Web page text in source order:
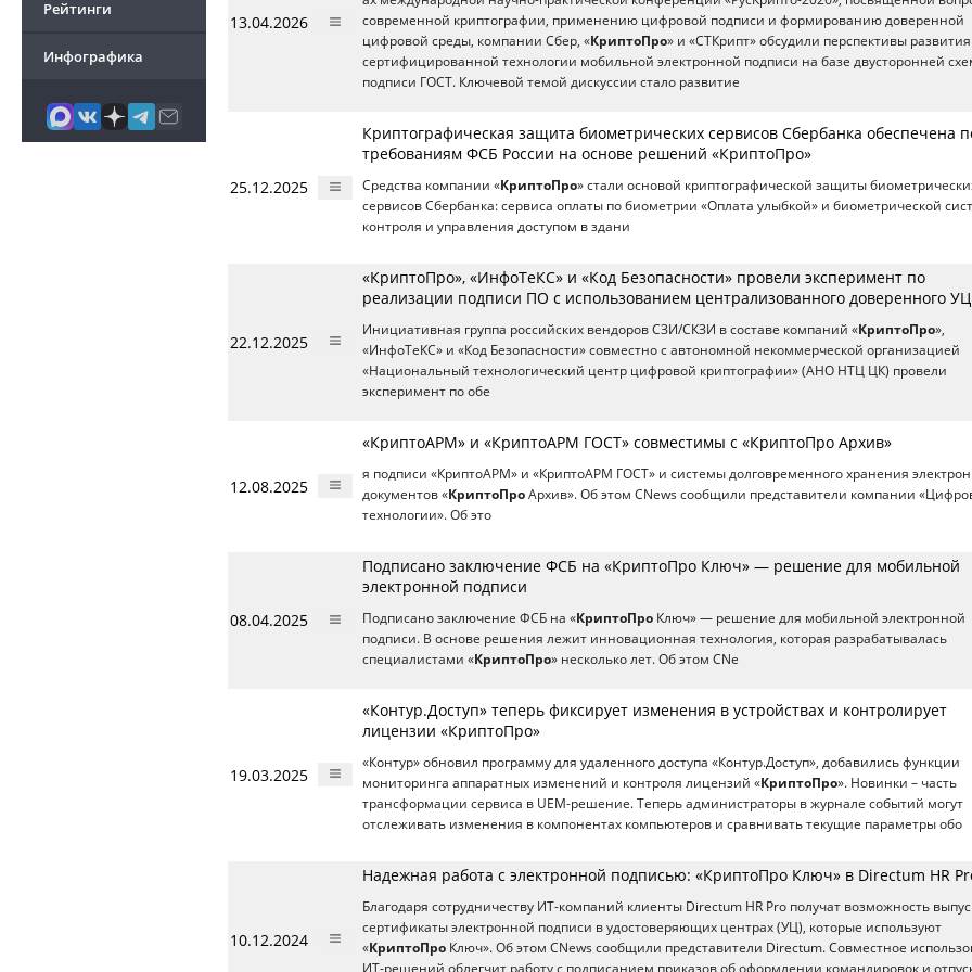
Рейтинги
Инфографика
13.04.2026
современной криптографии, применению цифровой подписи и формированию доверенной
цифровой среды, компании Сбер, «КриптоПро» и «СТКрипт» обсудили перспективы развития
сертифицированной технологии мобильной электронной подписи на базе двусторонней
подписи ГОСТ. Ключевой темой дискуссии стало развитие
25.12.2025
Криптографическая защита биометрических сервисов Сбербанка обеспечена
требованиям ФСБ России на основе решений «КриптоПро»
Средства компании «КриптоПро» стали основой криптографической защиты
сервисов Сбербанка: сервиса оплаты по биометрии «Оплата улыбкой» и биометрической
контроля и управления доступом в здани
22.12.2025
«КриптоПро», «ИнфоТеКС» и «Код Безопасности» провели эксперимент по
реализации подписи ПО с использованием централизованного доверенного УЦ
Инициативная группа российских вендоров СЗИ/СКЗИ в составе компаний «КриптоПро»,
«ИнфоТеКС» и «Код Безопасности» совместно с автономной некоммерческой организацией
«Национальный технологический центр цифровой криптографии» (АНО НТЦ ЦК) провели
эксперимент по обе
12.08.2025
«КриптоАРМ» и «КриптоАРМ ГОСТ» совместимы с «КриптоПро Архив»
я подписи «КриптоАРМ» и «КриптоАРМ ГОСТ» и системы долговременного хранения
документов «КриптоПро Архив». Об этом CNews сообщили представители компании
технологии». Об это
08.04.2025
Подписано заключение ФСБ на «КриптоПро Ключ» — решение для мобильной
электронной подписи
Подписано заключение ФСБ на «КриптоПро Ключ» — решение для мобильной электронной
подписи. В основе решения лежит инновационная технология, которая разрабатывалась
специалистами «КриптоПро» несколько лет. Об этом CNe
19.03.2025
«Контур.Доступ» теперь фиксирует изменения в устройствах и контролирует
лицензии «КриптоПро»
«Контур» обновил программу для удаленного доступа «Контур.Доступ», добавились функции
мониторинга аппаратных изменений и контроля лицензий «КриптоПро». Новинки – часть
трансформации сервиса в UEM-решение. Теперь администраторы в журнале событий могут
отслеживать изменения в компонентах компьютеров и сравнивать текущие параметры обо
10.12.2024
Надежная работа с электронной подписью: «КриптоПро Ключ» в Directum HR
Благодаря сотрудничеству ИТ-компаний клиенты Directum HR Pro получат возможность
сертификаты электронной подписи в удостоверяющих центрах (УЦ), которые используют
«КриптоПро Ключ». Об этом CNews сообщили представители Directum. Совместное
ИТ-решений облегчит работу с подписанием приказов об оформлении командировок и